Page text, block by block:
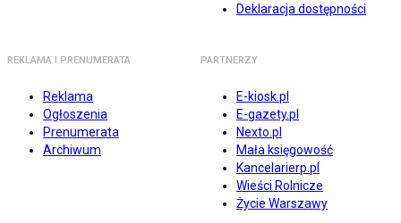
Deklaracja dostępności
REKLAMA I PRENUMERATA
Reklama
Ogłoszenia
Prenumerata
Archiwum
PARTNERZY
E-kiosk.pl
E-gazety.pl
Nexto.pl
Mała księgowość
Kancelarierp.pl
Wieści Rolnicze
Życie Warszawy